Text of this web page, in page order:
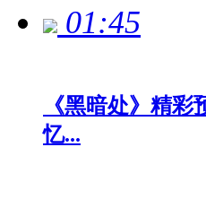
01:45
《黑暗处》精
忆...